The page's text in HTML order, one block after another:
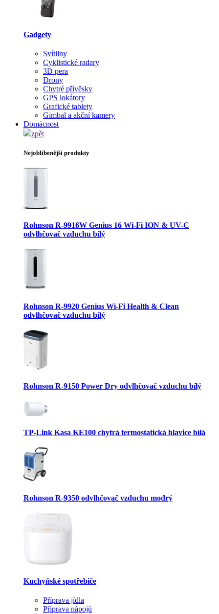
Gadgety
Svítilny
Cyklistické radary
3D pera
Drony
Chytré přívěsky
GPS lokátory
Grafické tablety
Gimbal a akční kamery
Domácnost
zpět
Nejoblíbenější produkty
Rohnson R-9916W Genius 16 Wi-Fi ION & UV-C
odvlhčovač vzduchu bílý
Rohnson R-9920 Genius Wi-Fi Health & Clean
odvlhčovač vzduchu bílý
Rohnson R-9150 Power Dry odvlhčovač vzduchu bílý
TP-Link Kasa KE100 chytrá termostatická hlavice bílá
Rohnson R-9350 odvlhčovač vzduchu modrý
Kuchyňské spotřebiče
Příprava jídla
Příprava nápojů